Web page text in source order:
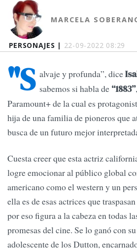
PERSONAJES | 22-09-2022 08:29
MARCELA
"S alvaje y profunda”, dice
sabemos si habla de “1883”
Paramount+ de la cual es
hija de una familia de pioneros que
busca de un futuro mejor
Cuesta creer que esta actriz
logre emocionar al público global
americano como el western y un
ella es de esas actrices que
por eso figura a la cabeza en todas
promesas del cine. Se lo ganó con
adolescente de los Dutton,